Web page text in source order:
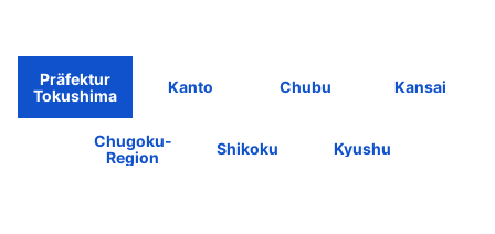
Präfektur
Tokushima
Kanto Chubu Kansai
Chugoku-
Region
Shikoku Kyushu